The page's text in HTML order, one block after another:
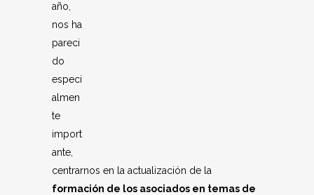
año,
nos ha
pareci
do
especi
almen
te
import
ante,
centrarnos en la actualización de la
formación de los asociados en temas de